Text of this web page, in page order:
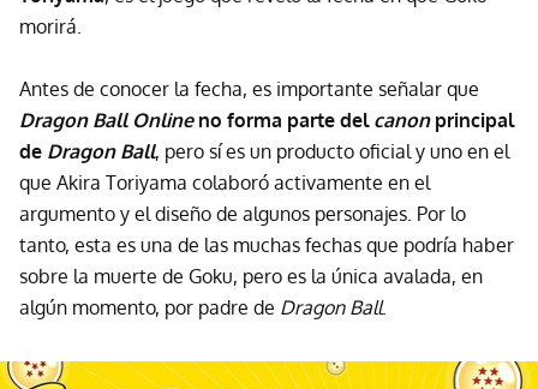
morirá.
Antes de conocer la fecha, es importante señalar que
Dragon Ball Onlineno forma parte del canon principal
de Dragon Ball, pero sí es un producto oficial y uno en el
que Akira Toriyama colaboró activamente en el
argumento y el diseño de algunos personajes. Por lo
tanto, esta es una de las muchas fechas que podría haber
sobre la muerte de Goku, pero es la única avalada, en
algún momento, por padre de Dragon Ball.